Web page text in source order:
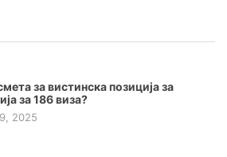
за вистинска позиција за
за 186 виза?
2025